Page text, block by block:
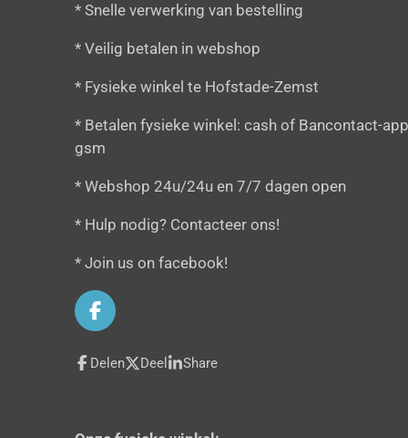
* Snelle verwerking van bestelling
* Veilig betalen in webshop
* Fysieke winkel te Hofstade-Zemst
* Betalen fysieke winkel: cash of Bancontact-
gsm
* Webshop 24u/24u en 7/7 dagen open
* Hulp nodig? Contacteer ons!
* Join us on facebook!
F
a
c
e
Delen Deel Share